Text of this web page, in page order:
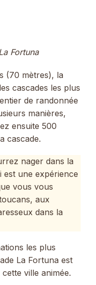
Fortuna
(70 mètres), la
cascades les plus
de randonnée
manières,
ensuite 500
cascade.
nager dans la
est une expérience
vous vous
aux
dans la
les plus
La Fortuna est
ville animée.